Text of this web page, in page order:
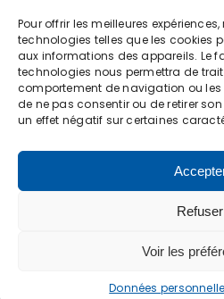
Pour offrir les meilleures
technologies telles que les cookies
aux informations des appareils. Le
technologies nous permettra de
comportement de navigation ou les
de ne pas consentir ou de retirer
un effet négatif sur certaines
Refuser
Voir les
Données
+ NOS ENGAGEMENTS
+
HÉBERGEMENT : ADIANE SAS – DAX –
+ MENTIONS LÉGALES + DONNÉES